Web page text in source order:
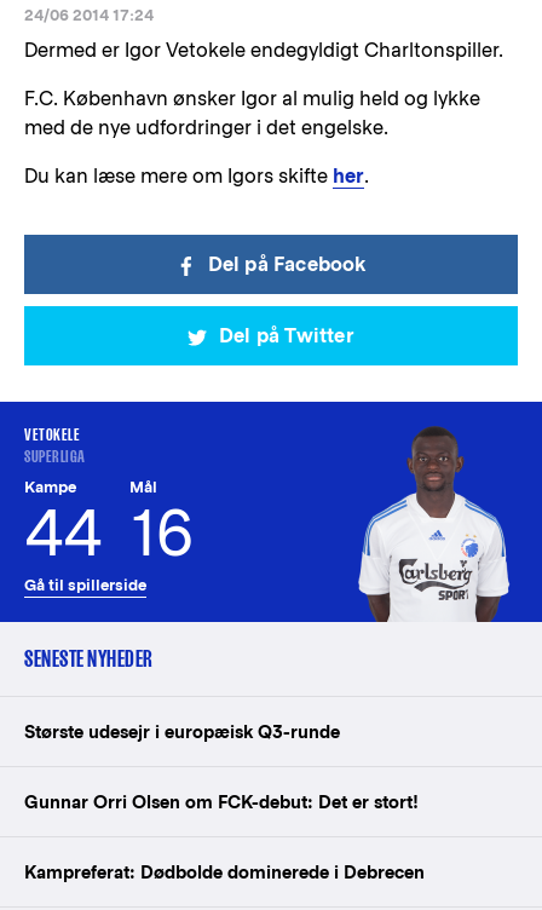
24/06 2014 17:24
Dermed er Igor Vetokele endegyldigt Charltonspiller.
F.C. København ønsker Igor al mulig held og lykke
med de nye udfordringer i det engelske.
Du kan læse mere om Igors skifte her.
Del på Facebook
Del på Twitter
VETOKELE
SUPERLIGA
Kampe
44
Mål
16
Gå til spillerside
SENESTE NYHEDER
Største udesejr i europæisk Q3-runde
Gunnar Orri Olsen om FCK-debut: Det er stort!
Kampreferat: Dødbolde dominerede i Debrecen